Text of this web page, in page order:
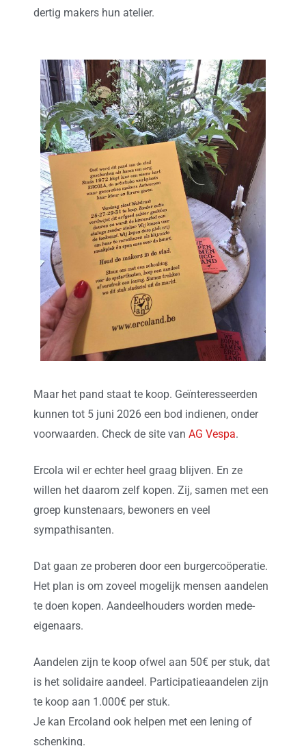
dertig makers hun atelier.
Maar het pand staat te koop. Geïnteresseerden
kunnen tot 5 juni 2026 een bod indienen, onder
voorwaarden. Check de site van AG Vespa.
Ercola wil er echter heel graag blijven. En ze
willen het daarom zelf kopen. Zij, samen met een
groep kunstenaars, bewoners en veel
sympathisanten.
Dat gaan ze proberen door een burgercoöperatie.
Het plan is om zoveel mogelijk mensen aandelen
te doen kopen. Aandeelhouders worden mede-
eigenaars.
Aandelen zijn te koop ofwel aan 50€ per stuk, dat
is het solidaire aandeel. Participatieaandelen zijn
te koop aan 1.000€ per stuk.
Je kan Ercoland ook helpen met een lening of
schenking.